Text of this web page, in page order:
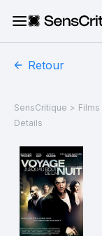
Retour
SensCritique > Films
Details